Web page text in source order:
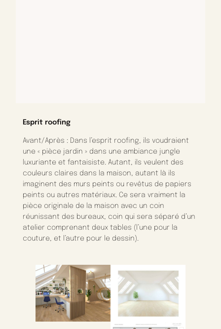
Esprit roofing
Avant/Après : Dans l’esprit roofing, ils voudraient
une « pièce jardin » dans une ambiance jungle
luxuriante et fantaisiste. Autant, ils veulent des
couleurs claires dans la maison, autant là ils
imaginent des murs peints ou revêtus de papiers
peints ou autres matériaux. Ce sera vraiment la
pièce originale de la maison avec un coin
réunissant des bureaux, coin qui sera séparé d’un
atelier comprenant deux tables (l’une pour la
couture, et l’autre pour le dessin).